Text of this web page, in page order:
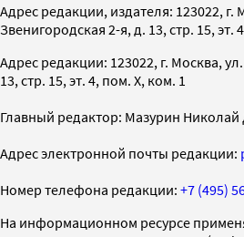
Адрес редакции, издателя: 123022, г.
Звенигородская 2-я, д. 13, стр. 15, эт.
Адрес редакции: 123022, г. Москва,
13, стр. 15, эт. 4, пом. X, ком. 1
Главный редактор: Мазурин
Адрес электронной почты редакции:
Номер телефона редакции: +7 (495)
На информационном ресурсе